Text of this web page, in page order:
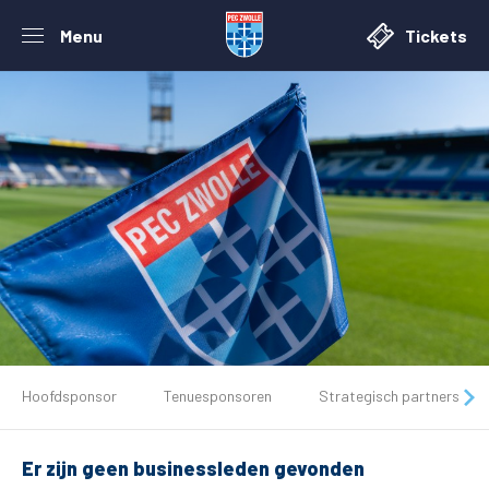
Menu Tickets
De club
Tickets
Matchdays
Hoofdsponsor Tenuesponsoren Strategisch partners
Er zijn geen businessleden gevonden